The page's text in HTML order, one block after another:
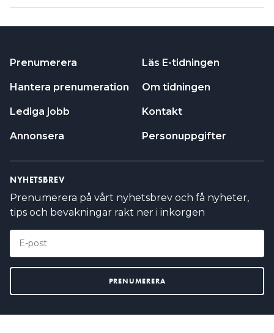
Prenumerera
Hantera prenumeration
Lediga jobb
Annonsera
Läs E-tidningen
Om tidningen
Kontakt
Personuppgifter
NYHETSBREV
Prenumerera på vårt nyhetsbrev och få nyheter,
tips och bevakningar rakt ner i inkorgen